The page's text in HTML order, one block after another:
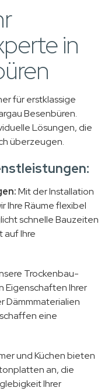
in
für erstklassige
Besenbüren.
Lösungen, die
überzeugen.
Mit der Installation
Ihre Räume flexibel
schnelle Bauzeiten
auf Ihre
Trockenbau-
Eigenschaften Ihrer
Dämmmaterialien
eine
und Küchen bieten
an, die
Ihrer